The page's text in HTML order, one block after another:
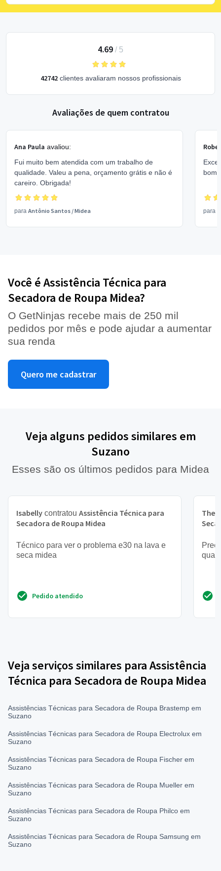
4.69 / 5
42742clientes avaliaram nossos profissionais
Avaliações de quem contratou
Ana Paula avaliou:
Fui muito bem atendida com um trabalho de
qualidade. Valeu a pena, orçamento grátis e não é
careiro. Obrigada!
para Antônio Santos /Midea
bom
para
Você é Assistência Técnica para
Secadora de Roupa Midea?
O GetNinjas recebe mais de 250 mil
pedidos por mês e pode ajudar a aumentar
sua renda
Quero me cadastrar
Veja alguns pedidos similares em
Suzano
Esses são os últimos pedidos para Midea
Isabelly contratou Assistência Técnica para
Secadora de Roupa Midea
Técnico para ver o problema e30 na lava e
seca midea
Pedido atendido
Theo
Veja serviços similares para Assistência
Técnica para Secadora de Roupa Midea
Assistências Técnicas para Secadora de Roupa Brastemp em
Suzano
Assistências Técnicas para Secadora de Roupa Electrolux em
Suzano
Assistências Técnicas para Secadora de Roupa Fischer em
Suzano
Assistências Técnicas para Secadora de Roupa Mueller em
Suzano
Assistências Técnicas para Secadora de Roupa Philco em
Suzano
Assistências Técnicas para Secadora de Roupa Samsung em
Suzano